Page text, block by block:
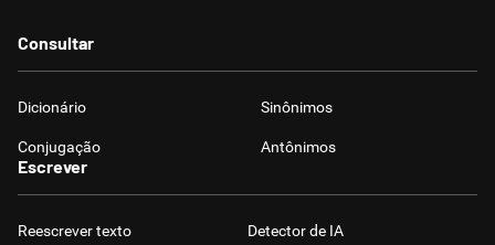
Consultar
Dicionário Sinônimos
Conjugação Antônimos
Escrever
Reescrever texto Detector de IA